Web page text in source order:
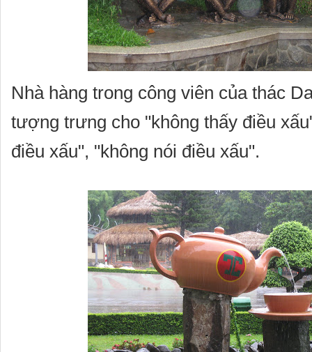
Nhà hàng trong công viên của thác
tượng trưng cho "không thấy điều
điều xấu", "không nói điều xấu".